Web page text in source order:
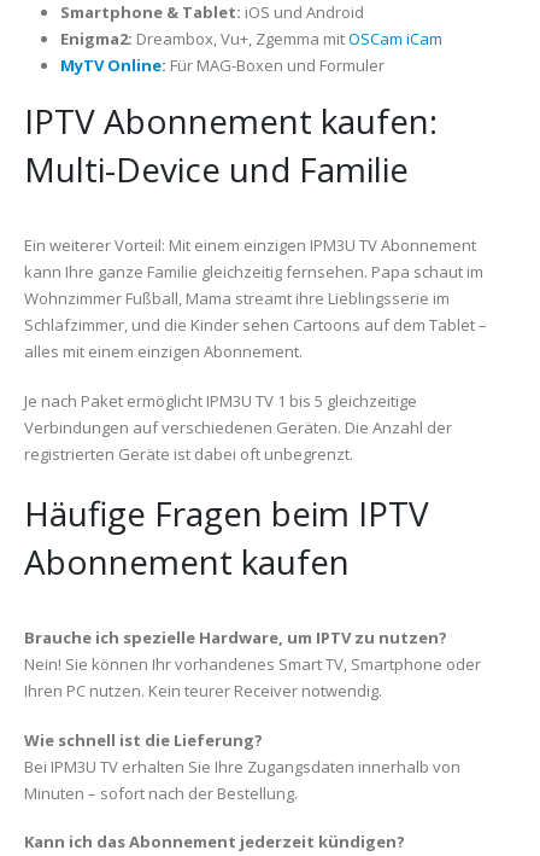
Smartphone & Tablet: iOS und Android
Enigma2: Dreambox, Vu+, Zgemma mitOSCam iCam
MyTV Online: Für MAG-Boxen und Formuler
IPTV Abonnement kaufen:
Multi-Device und Familie
Ein weiterer Vorteil: Mit einem einzigen IPM3U TV Abonnement
kann Ihre ganze Familie gleichzeitig fernsehen. Papa schaut im
Wohnzimmer Fußball, Mama streamt ihre Lieblingsserie im
Schlafzimmer, und die Kinder sehen Cartoons auf dem Tablet –
alles mit einem einzigen Abonnement.
Je nach Paket ermöglicht IPM3U TV 1 bis 5 gleichzeitige
Verbindungen auf verschiedenen Geräten. Die Anzahl der
registrierten Geräte ist dabei oft unbegrenzt.
Häufige Fragen beim IPTV
Abonnement kaufen
Brauche ich spezielle Hardware, um IPTV zu nutzen?
Nein! Sie können Ihr vorhandenes Smart TV, Smartphone oder
Ihren PC nutzen. Kein teurer Receiver notwendig.
Wie schnell ist die Lieferung?
Bei IPM3U TV erhalten Sie Ihre Zugangsdaten innerhalb von
Minuten – sofort nach der Bestellung.
Kann ich das Abonnement jederzeit kündigen?